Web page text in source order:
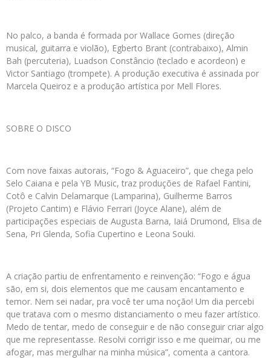
No palco, a banda é formada por Wallace Gomes (direção
musical, guitarra e violão), Egberto Brant (contrabaixo), Almin
Bah (percuteria), Luadson Constâncio (teclado e acordeon) e
Victor Santiago (trompete). A produção executiva é assinada por
Marcela Queiroz e a produção artística por Mell Flores.
SOBRE O DISCO
Com nove faixas autorais, “Fogo & Aguaceiro”, que chega pelo
Selo Caiana e pela YB Music, traz produções de Rafael Fantini,
Cotô e Calvin Delamarque (Lamparina), Guilherme Barros
(Projeto Cantim) e Flávio Ferrari (Joyce Alane), além de
participações especiais de Augusta Barna, Iaiá Drumond, Elisa de
Sena, Pri Glenda, Sofia Cupertino e Leona Souki.
A criação partiu de enfrentamento e reinvenção: “Fogo e água
são, em si, dois elementos que me causam encantamento e
temor. Nem sei nadar, pra você ter uma noção! Um dia percebi
que tratava com o mesmo distanciamento o meu fazer artístico.
Medo de tentar, medo de conseguir e de não conseguir criar algo
que me representasse. Resolvi corrigir isso e me queimar, ou me
afogar, mas mergulhar na minha música”, comenta a cantora.